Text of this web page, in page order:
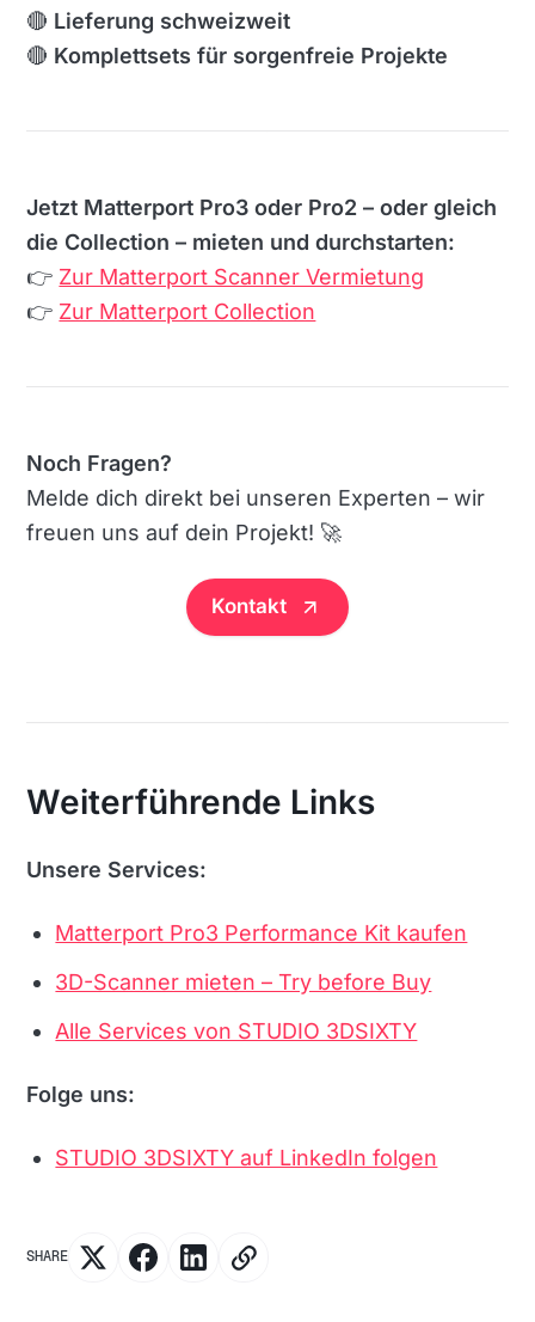
🔴 Lieferung schweizweit
🔴 Komplettsets für sorgenfreie Projekte
Jetzt Matterport Pro3 oder Pro2 – oder gleich
die Collection – mieten und durchstarten:
👉 Zur Matterport Scanner Vermietung
👉 Zur Matterport Collection
Noch Fragen?
Melde dich direkt bei unseren Experten – wir
freuen uns auf dein Projekt! 🚀
Kontakt
Weiterführende Links
Unsere Services:
Matterport Pro3 Performance Kit kaufen
3D-Scanner mieten – Try before Buy
Alle Services von STUDIO 3DSIXTY
Folge uns:
STUDIO 3DSIXTY auf LinkedIn folgen
SHARE